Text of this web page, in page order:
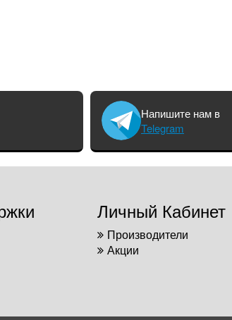
Напишите нам в
Telegram
Личный Кабинет
Производители
Акции